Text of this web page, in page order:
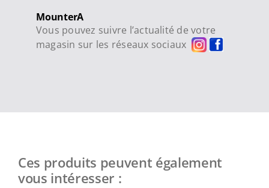
MounterA
Vous pouvez suivre l’actualité de votre
magasin sur les réseaux sociaux
Ces produits peuvent également
vous intéresser :